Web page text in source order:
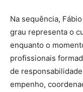
Na sequência,
grau representa o
enquanto o
profissionais
de
empenho,